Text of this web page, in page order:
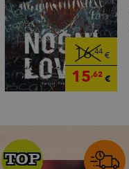
16,44€
15,62€
TOP
TOP